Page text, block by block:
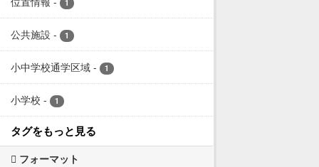
1
公共施設 - 1
小中学校通学区域 - 1
小学校 - 1
タグをもっと見る
フォーマット